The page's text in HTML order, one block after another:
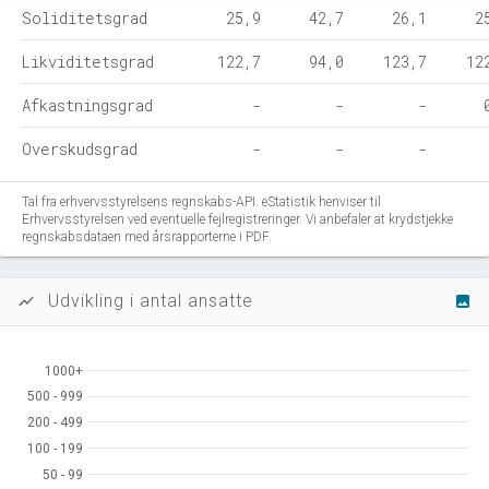
Soliditetsgrad 25,9 42,7 26,1
Likviditetsgrad 122,7 94,0 123,7
Afkastningsgrad - - -
Overskudsgrad - - -
Tal fra erhvervsstyrelsens regnskabs-API. eStatistik henviser til
Erhvervsstyrelsen ved eventuelle fejlregistreringer. Vi anbefaler at krydstjekke
regnskabsdataen med årsrapporterne i PDF.
show_chart Udvikling i antal ansatte image
50 - 99
50 - 99
100 - 199
100 - 199
200 - 499
200 - 499
500 - 999
500 - 999
1000+
1000+